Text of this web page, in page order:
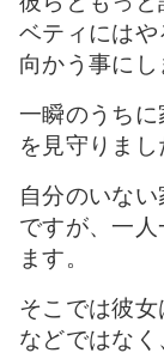
ベティには
向かう事にし
一瞬のうち
を見守りまし
自分のいな
ですが、一
ます。
そこでは彼
などではな